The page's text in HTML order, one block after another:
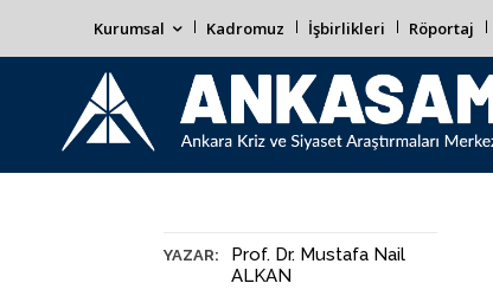
Kurumsal Kadromuz İşbirlikleri Röportaj
YAZAR:
Prof. Dr. Mustafa Nail
ALKAN